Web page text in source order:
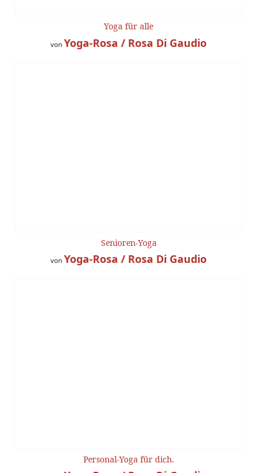
Yoga für alle
von Yoga-Rosa / Rosa Di Gaudio
Senioren-Yoga
von Yoga-Rosa / Rosa Di Gaudio
Personal-Yoga für dich.